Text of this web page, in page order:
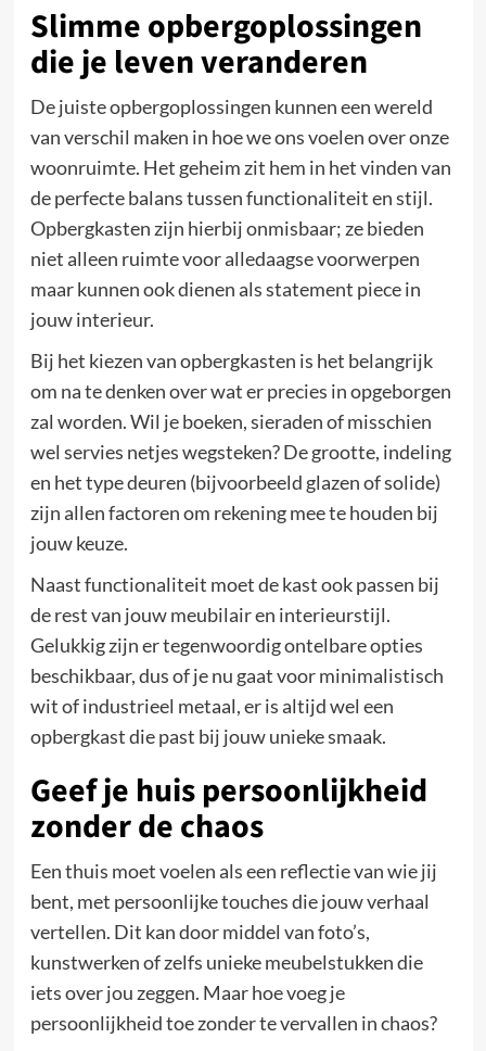
Slimme opbergoplossingen
die je leven veranderen
De juiste opbergoplossingen kunnen een wereld
van verschil maken in hoe we ons voelen over onze
woonruimte. Het geheim zit hem in het vinden van
de perfecte balans tussen functionaliteit en stijl.
Opbergkasten zijn hierbij onmisbaar; ze bieden
niet alleen ruimte voor alledaagse voorwerpen
maar kunnen ook dienen als statement piece in
jouw interieur.
Bij het kiezen van opbergkasten is het belangrijk
om na te denken over wat er precies in opgeborgen
zal worden. Wil je boeken, sieraden of misschien
wel servies netjes wegsteken? De grootte, indeling
en het type deuren (bijvoorbeeld glazen of solide)
zijn allen factoren om rekening mee te houden bij
jouw keuze.
Naast functionaliteit moet de kast ook passen bij
de rest van jouw meubilair en interieurstijl.
Gelukkig zijn er tegenwoordig ontelbare opties
beschikbaar, dus of je nu gaat voor minimalistisch
wit of industrieel metaal, er is altijd wel een
opbergkast die past bij jouw unieke smaak.
Geef je huis persoonlijkheid
zonder de chaos
Een thuis moet voelen als een reflectie van wie jij
bent, met persoonlijke touches die jouw verhaal
vertellen. Dit kan door middel van foto’s,
kunstwerken of zelfs unieke meubelstukken die
iets over jou zeggen. Maar hoe voeg je
persoonlijkheid toe zonder te vervallen in chaos?